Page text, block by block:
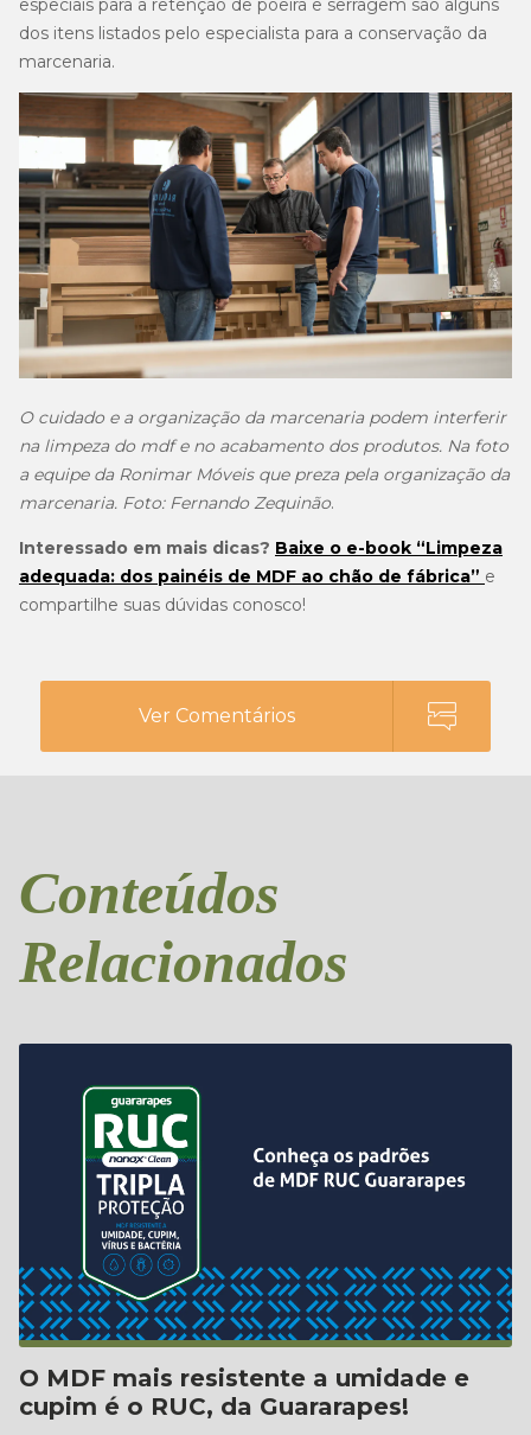
especiais para a retenção de poeira e serragem são alguns
dos itens listados pelo especialista para a conservação da
marcenaria.
O cuidado e a organização da marcenaria podem interferir
na limpeza do mdf e no acabamento dos produtos. Na foto
a equipe da Ronimar Móveis que preza pela organização da
marcenaria. Foto: Fernando Zequinão.
Interessado em mais dicas? Baixe o e-book “Limpeza
adequada: dos painéis de MDF ao chão de fábrica” e
compartilhe suas dúvidas conosco!
Ver Comentários
Conteúdos
Relacionados
O MDF mais resistente a umidade e
cupim é o RUC, da Guararapes!